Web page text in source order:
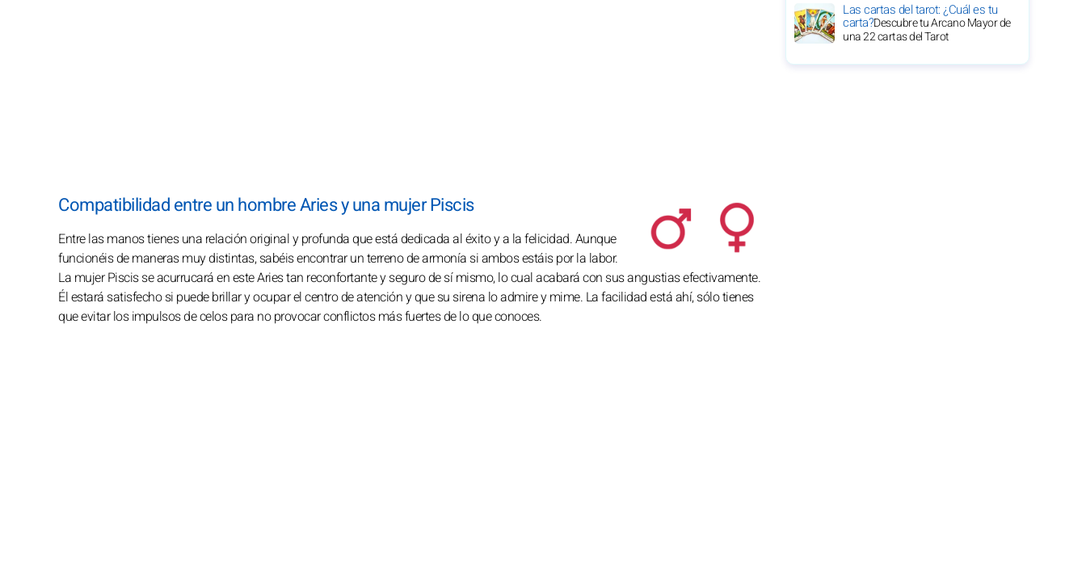
Compatibilidad entre un hombre Aries y una mujer Piscis
Entre las manos tienes una relación original y profunda que está dedicada al éxito y a la felicidad. Aunque
funcionéis de maneras muy distintas, sabéis encontrar un terreno de armonía si ambos estáis por la labor.
La mujer Piscis se acurrucará en este Aries tan reconfortante y seguro de sí mismo, lo cual acabará con sus angustias efectivamente.
Él estará satisfecho si puede brillar y ocupar el centro de atención y que su sirena lo admire y mime. La facilidad está ahí, sólo tienes
que evitar los impulsos de celos para no provocar conflictos más fuertes de lo que conoces.
Las cartas del tarot: ¿Cuál es tu
carta?Descubre tu Arcano Mayor de
una 22 cartas del Tarot